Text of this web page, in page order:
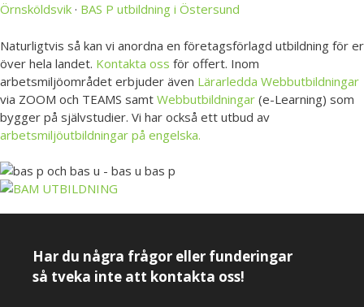
Örnsköldsvik · BAS P utbildning i Östersund
Naturligtvis så kan vi anordna en företagsförlagd utbildning för er
över hela landet. Kontakta oss för offert. Inom
arbetsmiljöområdet erbjuder även Lärarledda Webbutbildningar
via ZOOM och TEAMS samt Webbutbildningar (e-Learning) som
bygger på självstudier. Vi har också ett utbud av
arbetsmiljöutbildningar på engelska.
Har du några frågor eller funderingar
så tveka inte att kontakta oss!